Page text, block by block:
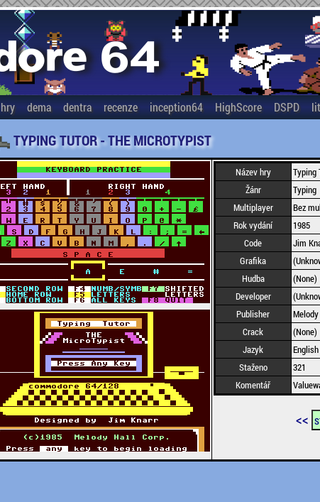
hry dema dentra recenze inception64 HighScore DSPD
TYPING TUTOR - THE MICROTYPIST
Název hry
Typing
Žánr
Typing
Multiplayer
Bez
Rok vydání
1985
Code
Jim
Grafika
Hudba
(None)
Developer
Publisher
Crack
(None)
Jazyk
English
Staženo
321
Komentář
<<